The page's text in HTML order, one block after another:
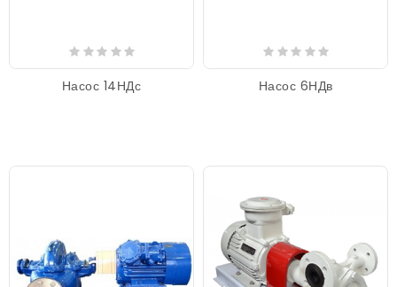
Насос 14НДс Насос 6НДв